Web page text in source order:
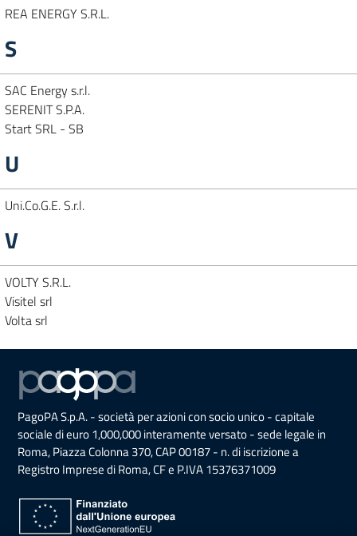
REA ENERGY S.R.L.
S
SAC Energy s.r.l.
SERENIT S.P.A.
Start SRL - SB
U
Uni.Co.G.E. S.r.l.
V
VOLTY S.R.L.
Visitel srl
Volta srl
PagoPA S.p.A. - società per azioni con socio unico - capitale
sociale di euro 1,000,000 interamente versato - sede legale in
Roma, Piazza Colonna 370, CAP 00187 - n. di iscrizione a
Registro Imprese di Roma, CF e P.IVA 15376371009